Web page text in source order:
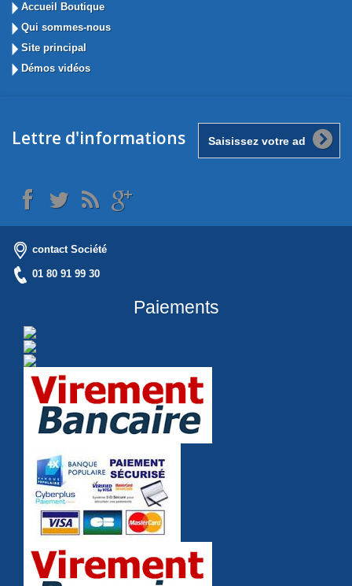
Accueil Boutique
Qui sommes-nous
Site principal
Démos vidéos
Lettre d'informations
contact Société
01 80 91 99 30
Paiements